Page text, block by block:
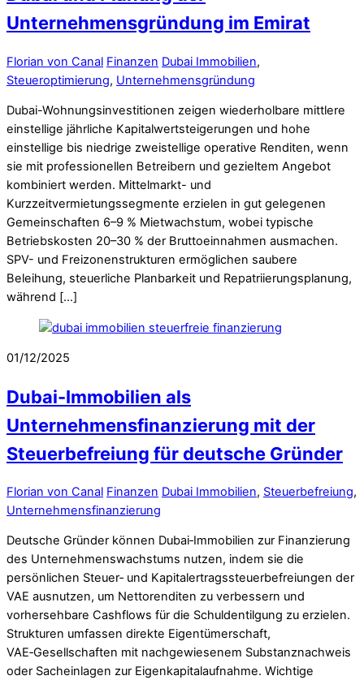
Unternehmensgründung im Emirat
Florian von Canal Finanzen Dubai Immobilien,
Steueroptimierung, Unternehmensgründung
Dubai-Wohnungsinvestitionen zeigen wiederholbare mittlere
einstellige jährliche Kapitalwertsteigerungen und hohe
einstellige bis niedrige zweistellige operative Renditen, wenn
sie mit professionellen Betreibern und gezieltem Angebot
kombiniert werden. Mittelmarkt- und
Kurzzeitvermietungssegmente erzielen in gut gelegenen
Gemeinschaften 6–9 % Mietwachstum, wobei typische
Betriebskosten 20–30 % der Bruttoeinnahmen ausmachen.
SPV- und Freizonenstrukturen ermöglichen saubere
Beleihung, steuerliche Planbarkeit und Repatriierungsplanung,
während […]
01/12/2025
Dubai-Immobilien als
Unternehmensfinanzierung mit der
Steuerbefreiung für deutsche Gründer
Florian von Canal Finanzen Dubai Immobilien, Steuerbefreiung,
Unternehmensfinanzierung
Deutsche Gründer können Dubai‑Immobilien zur Finanzierung
des Unternehmenswachstums nutzen, indem sie die
persönlichen Steuer‑ und Kapitalertragssteuerbefreiungen der
VAE ausnutzen, um Nettorenditen zu verbessern und
vorhersehbare Cashflows für die Schuldentilgung zu erzielen.
Strukturen umfassen direkte Eigentümerschaft,
VAE‑Gesellschaften mit nachgewiesenem Substanznachweis
oder Sacheinlagen zur Eigenkapitalaufnahme. Wichtige